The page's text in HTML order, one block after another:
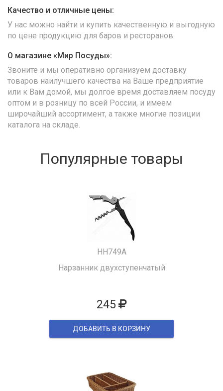
Качество и отличные цены:
У нас можно найти и купить качественную и выгодную
по цене продукцию для баров и ресторанов.
О магазине «Мир Посуды»:
Звоните и мы оперативно организуем доставку
товаров наилучшего качества на Ваше предприятие
или к Вам домой, мы долгое время доставляем посуду
оптом и в розницу по всей России, и имеем
широчайший ассортимент, а также многие позиции
каталога на складе.
Популярные товары
HH749A
Нарзанник двухступенчатый
245
ДОБАВИТЬ В КОРЗИНУ